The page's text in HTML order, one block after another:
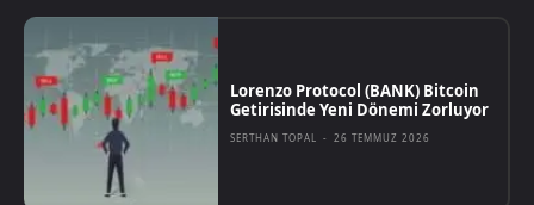
Lorenzo Protocol (BANK) Bitcoin
Getirisinde Yeni Dönemi Zorluyor
SERTHAN TOPAL - 26 TEMMUZ 2026